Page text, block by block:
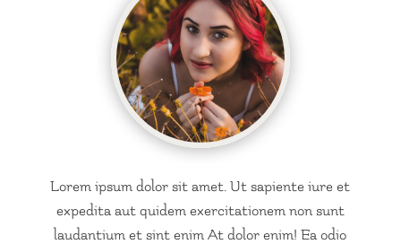
Lorem ipsum dolor sit amet. Ut sapiente iure et
expedita aut quidem exercitationem non sunt
laudantium et sint enim At dolor enim! Ea odio